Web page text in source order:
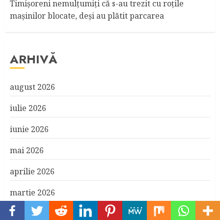
Timişoreni nemulţumiţi că s-au trezit cu roţile
maşinilor blocate, deşi au plătit parcarea
ARHIVĂ
august 2026
iulie 2026
iunie 2026
mai 2026
aprilie 2026
martie 2026
februarie 2026